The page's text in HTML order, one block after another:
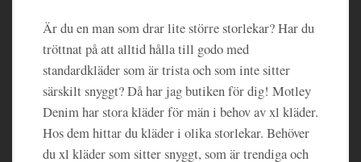
Är du en man som drar lite större storlekar? Har du
tröttnat på att alltid hålla till godo med
standardkläder som är trista och som inte sitter
särskilt snyggt? Då har jag butiken för dig! Motley
Denim har stora kläder för män i behov av xl kläder.
Hos dem hittar du kläder i olika storlekar. Behöver
du xl kläder som sitter snyggt, som är trendiga och